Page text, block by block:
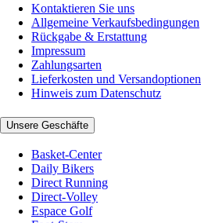
Kontaktieren Sie uns
Allgemeine Verkaufsbedingungen
Rückgabe & Erstattung
Impressum
Zahlungsarten
Lieferkosten und Versandoptionen
Hinweis zum Datenschutz
Unsere Geschäfte
Basket-Center
Daily Bikers
Direct Running
Direct-Volley
Espace Golf